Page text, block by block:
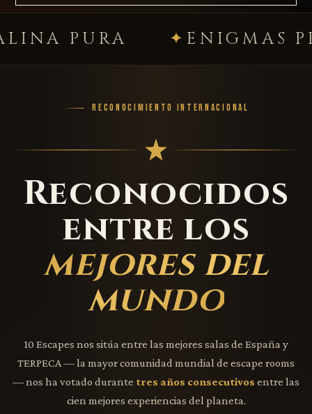
ENIGMAS
RECONOCIMIENTO INTERNACIONAL
Reconocidos
entre los
mejores del
mundo
10 Escapes nos sitúa entre las mejores salas de España y
TERPECA — la mayor comunidad mundial de escape rooms
— nos ha votado durante tres años consecutivos entre las
cien mejores experiencias del planeta.